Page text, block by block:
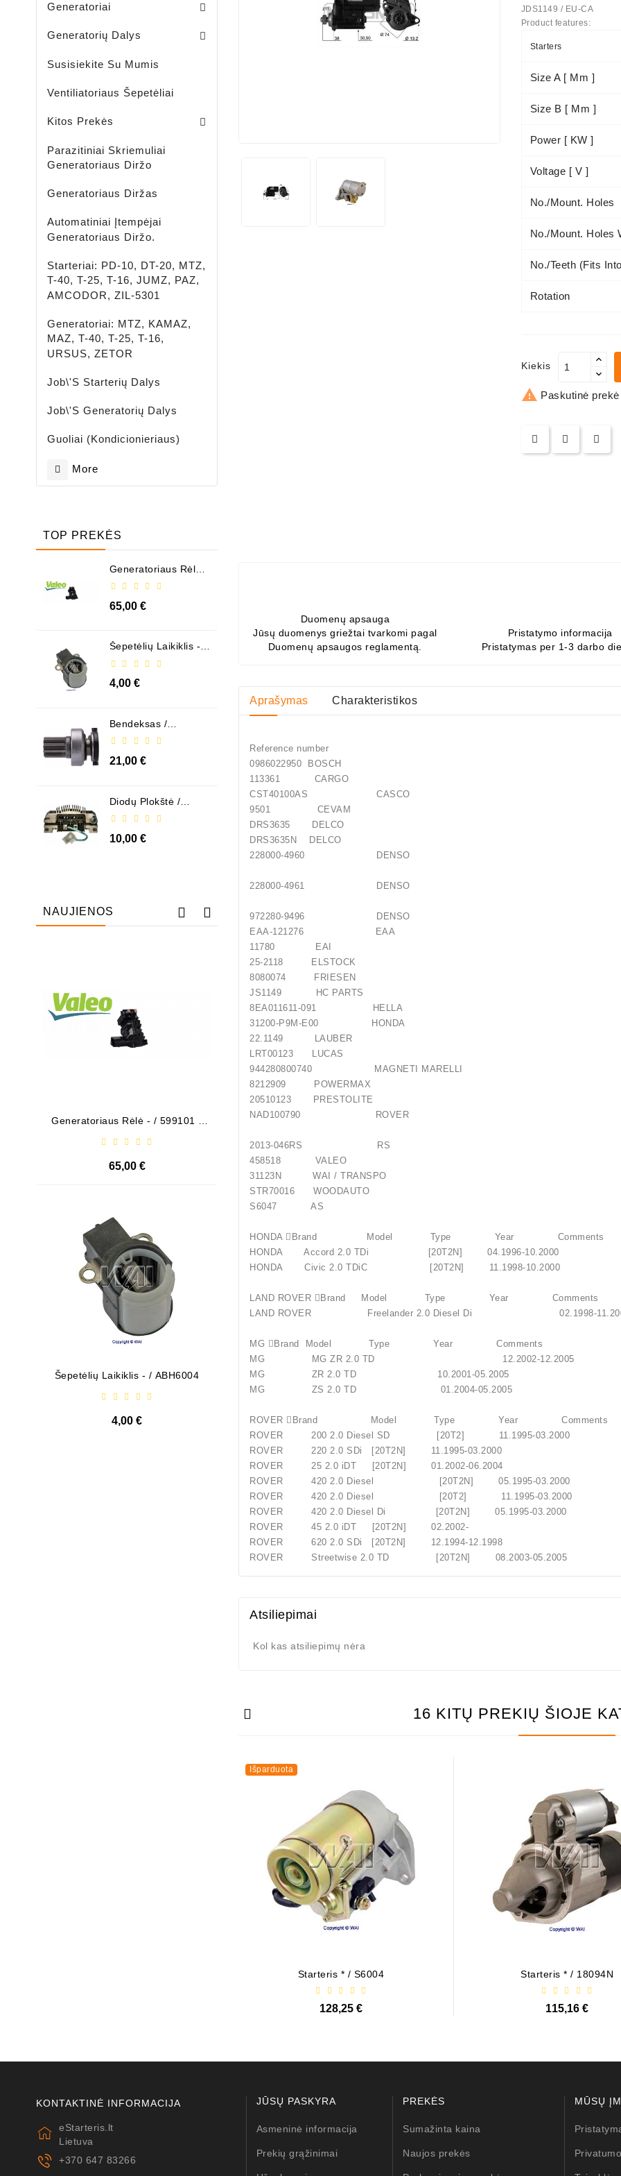
Generatoriai
Generatorių Dalys
Susisiekite Su Mumis
Ventiliatoriaus Šepetėliai
Kitos Prekės
Parazitiniai Skriemuliai
Generatoriaus Diržo
Generatoriaus Diržas
Automatiniai Įtempėjai
Generatoriaus Diržo.
Starteriai: PD-10, DT-20, MTZ,
T-40, T-25, T-16, JUMZ, PAZ,
AMCODOR, ZIL-5301
Generatoriai: MTZ, KAMAZ,
MAZ, T-40, T-25, T-16,
URSUS, ZETOR
Job\'s Starterių Dalys
Job\'s Generatorių Dalys
Guoliai (kondicionieriaus)
More
TOP PREKĖS
Generatoriaus Rėlė -
65,00 €
Šepetėlių Laikiklis - /
4,00 €
Bendeksas /
21,00 €
Diodų Plokštė /
10,00 €
NAUJIENOS
Generatoriaus Rėlė - / 599101 (
65,00 €
Šepetėlių Laikiklis - / ABH6004
4,00 €
Išparduota
Bendeksas / 1006209661
21,00 €
Išparduota
Diodų Plokštė / 131505
10,00 €
JDS1149 / EU-CA
Product features:
Starters
Size A [ Mm ]
Size B [ Mm ]
Power [ KW ]
Voltage [ V ]
No./mount. Holes
No./mount. Holes
No./teeth (fits
Rotation
Kiekis
 Paskutinė prekė
Duomenų apsauga
Jūsų duomenys griežtai tvarkomi pagal
Duomenų apsaugos reglamentą.
Pristatymo informacija
Pristatymas per 1-3 darbo
Aprašymas Charakteristikos
Reference number
0986022950 BOSCH
113361 CARGO
CST40100AS CASCO
9501 CEVAM
DRS3635 DELCO
DRS3635N DELCO
228000-4960 DENSO
228000-4961 DENSO
972280-9496 DENSO
EAA-121276 EAA
11780 EAI
25-2118 ELSTOCK
8080074 FRIESEN
JS1149 HC PARTS
8EA011611-091 HELLA
31200-P9M-E00 HONDA
22.1149 LAUBER
LRT00123 LUCAS
944280800740 MAGNETI MARELLI
8212909 POWERMAX
20510123 PRESTOLITE
NAD100790 ROVER
2013-046RS RS
458518 VALEO
31123N WAI / TRANSPO
STR70016 WOODAUTO
S6047 AS
HONDA Brand Model Type Year Comments
HONDA Accord 2.0 TDi [20T2N] 04.1996-10.2000
HONDA Civic 2.0 TDiC [20T2N] 11.1998-10.2000
LAND ROVER Brand Model Type Year Comments
LAND ROVER Freelander 2.0 Diesel Di 02.1998-
MG Brand Model Type Year Comments
MG MG ZR 2.0 TD 12.2002-12.2005
MG ZR 2.0 TD 10.2001-05.2005
MG ZS 2.0 TD 01.2004-05.2005
ROVER Brand Model Type Year Comments
ROVER 200 2.0 Diesel SD [20T2] 11.1995-03.2000
ROVER 220 2.0 SDi [20T2N] 11.1995-03.2000
ROVER 25 2.0 iDT [20T2N] 01.2002-06.2004
ROVER 420 2.0 Diesel [20T2N] 05.1995-03.2000
ROVER 420 2.0 Diesel [20T2] 11.1995-03.2000
ROVER 420 2.0 Diesel Di [20T2N] 05.1995-03.2000
ROVER 45 2.0 iDT [20T2N] 02.2002-
ROVER 620 2.0 SDi [20T2N] 12.1994-12.1998
ROVER Streetwise 2.0 TD [20T2N] 08.2003-05.2005
Atsiliepimai
Kol kas atsiliepimų nėra
16 KITŲ PREKIŲ ŠIOJE
Išparduota
Starteris * / S6004
128,25 €
Starteris * / 18094N
115,16 €
KONTAKTINĖ INFORMACIJA
eStarteris.lt
Lietuva
+370 647 83266
JŪSŲ PASKYRA
Asmeninė informacija
Prekių grąžinimai
PREKĖS
Sumažinta kaina
Naujos prekės
MŪSŲ